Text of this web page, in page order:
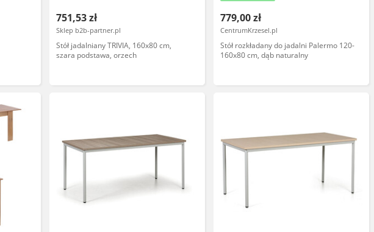
751,53 zł
Sklep b2b-partner.pl
Stół jadalniany TRIVIA, 160x80 cm,
szara podstawa, orzech
779,00 zł
CentrumKrzesel.pl
Stół rozkładany do jadalni Palermo 120-
160x80 cm, dąb naturalny